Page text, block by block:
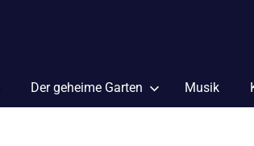
Der geheime Garten Musik